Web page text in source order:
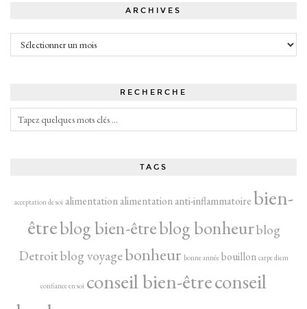
ARCHIVES
Archives
RECHERCHE
TAGS
acceptation de soi alimentation alimentation anti-inflammatoirebien-
êtreblog bien-êtreblog bonheurblog
Detroitblog voyagebonheur bonne année bouillon carpe diem
confiance en soi conseil bien-êtreconseil